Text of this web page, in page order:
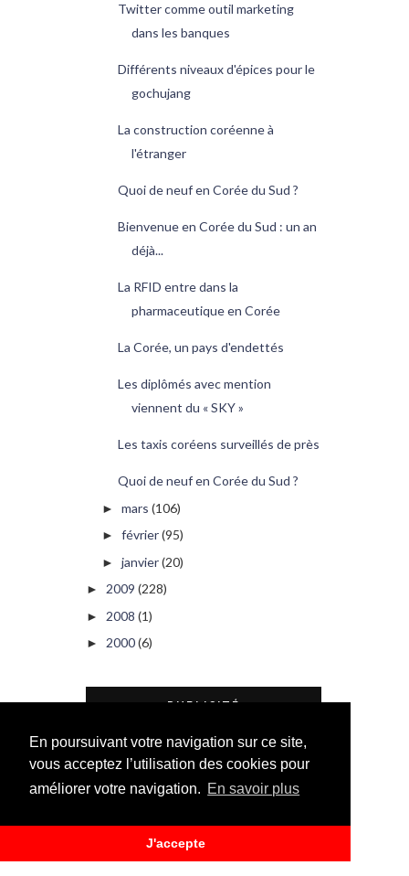
En poursuivant votre navigation sur ce site,
vous acceptez l’utilisation des cookies pour
améliorer votre navigation. En savoir plus
J'accepte
Twitter comme outil marketing
dans les banques
Différents niveaux d'épices pour le
gochujang
La construction coréenne à
l'étranger
Quoi de neuf en Corée du Sud ?
Bienvenue en Corée du Sud : un an
déjà...
La RFID entre dans la
pharmaceutique en Corée
La Corée, un pays d'endettés
Les diplômés avec mention
viennent du « SKY »
Les taxis coréens surveillés de près
Quoi de neuf en Corée du Sud ?
► mars (106)
► février(95)
► janvier(20)
► 2009 (228)
► 2008 (1)
► 2000(6)
PUBLICITÉ